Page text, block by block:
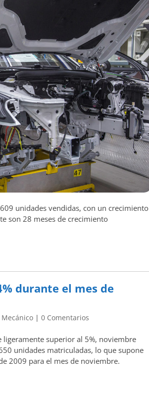
unidades vendidas, con un crecimiento
son 28 meses de crecimiento
durante el mes de
|0 Comentarios
ligeramente superior al 5%, noviembre
unidades matriculadas, lo que supone
2009 para el mes de noviembre.